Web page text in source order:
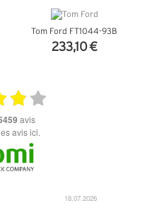
Tom Ford FT1044-93B
233,10 €
avis
avis ici.
06.07.2026